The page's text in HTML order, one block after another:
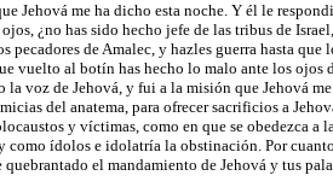
Jehová me ha dicho esta noche. Y él le
¿no has sido hecho jefe de las tribus de
de Amalec, y hazles guerra hasta que
vuelto al botín has hecho lo malo ante los ojos
voz de Jehová, y fui a la misión que Jehová
del anatema, para ofrecer sacrificios a
y víctimas, como en que se obedezca
ídolos e idolatría la obstinación. Por
el mandamiento de Jehová y tus